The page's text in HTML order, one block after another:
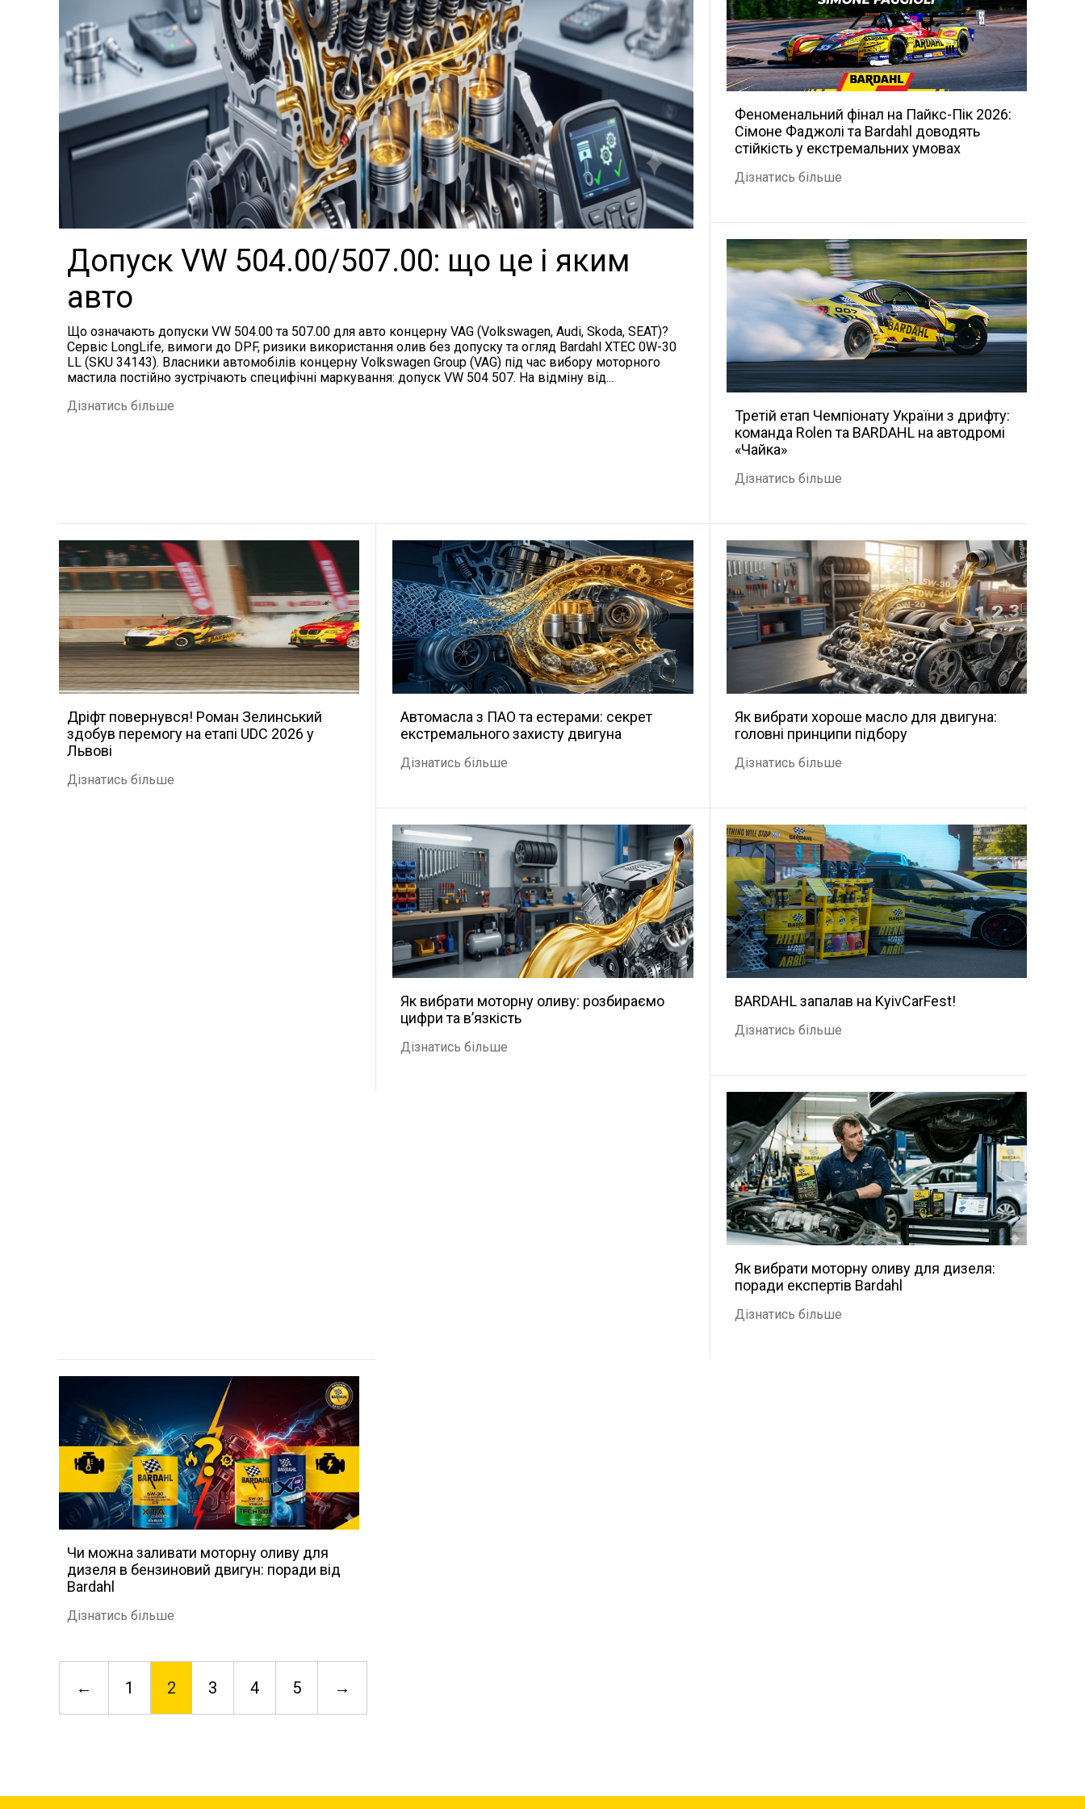
ПОВЕРНЕННЯ ТА ОБМIН
ЗАХИСТ ВIД ПIДРОБОК
Допуск VW 504.00/507.00: що це і яким
авто
Що означають допуски VW 504.00 та 507.00 для авто концерну VAG (Volkswagen, Audi, Skoda, SEAT)?
Сервіс LongLife, вимоги до DPF, ризики використання олив без допуску та огляд Bardahl XTEC 0W-30
LL (SKU 34143). Власники автомобілів концерну Volkswagen Group (VAG) під час вибору моторного
мастила постійно зустрічають специфічні маркування: допуск VW 504 507. На відміну від...
Дізнатись більше
Феноменальний фінал на Пайкс-Пік 2026:
Сімоне Фаджолі та Bardahl доводять
стійкість у екстремальних умовах
Дізнатись більше
Третій етап Чемпіонату України з дрифту:
команда Rolen та BARDAHL на автодромі
«Чайка»
Дізнатись більше
Дріфт повернувся! Роман Зелинський
здобув перемогу на етапі UDC 2026 у
Львові
Дізнатись більше
Автомасла з ПАО та естерами: секрет
екстремального захисту двигуна
Дізнатись більше
Як вибрати хороше масло для двигуна:
головні принципи підбору
Дізнатись більше
Як вибрати моторну оливу: розбираємо
цифри та в’язкість
Дізнатись більше
BARDAHL запалав на KyivCarFest!
Дізнатись більше
Як вибрати моторну оливу для дизеля:
поради експертів Bardahl
Дізнатись більше
Чи можна заливати моторну оливу для
дизеля в бензиновий двигун: поради від
Bardahl
Дізнатись більше
← 1 2 3 4 5 →